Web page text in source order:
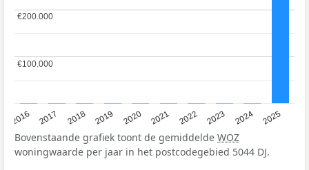
2016 2017 2018 2019 2020 2021 2022 2023 2024 2025
€100.000
€100.000
€200.000
€200.000
Bovenstaande grafiek toont de gemiddelde WOZ
woningwaarde per jaar in het postcodegebied 5044 DJ.